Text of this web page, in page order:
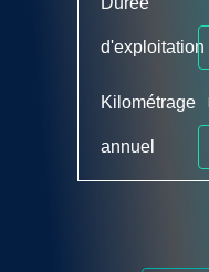
d'exploitation
Kilométrage
annuel